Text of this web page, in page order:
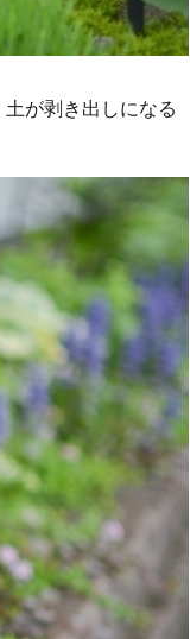
が剥き出しになる